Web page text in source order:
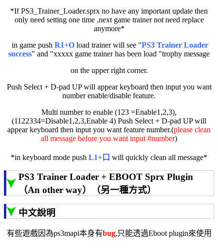
*If PS3_Trainer_Loader.sprx no have any important update then
only need setting one time ,next game trainer not need replace
anymore*
in game push R1+O load trainer will see "PS3 Trainer Loader
success" and "xxxxx game trainer has been load "trophy message
on the upper right corner.
Push Select + D-pad UP will appear keyboard then input you want
number enable/disable feature.
Multi number to enable (123 =Enable1,2,3),
(1122334=Disable1,2,3,Enable 4) Push Select + D-pad UP will
appear keyboard then input you want feature number.(please clean
all message before you want input #number)
*in keyboard mode push L1+口 will quickly clean all message*
PS3 Trainer Loader + EBOOT Sprx Plugin
（An other way）（另一種方式）
中文說明
有些遊戲因為ps3mapi本身有bug,只能透過Eboot plugin來使用